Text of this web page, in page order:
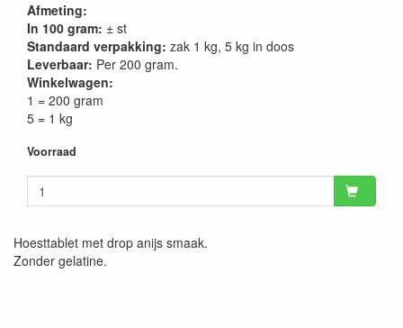
Afmeting:
In 100 gram: ± st
Standaard verpakking: zak 1 kg, 5 kg in doos
Leverbaar: Per 200 gram.
Winkelwagen:
1 = 200 gram
5 = 1 kg
Voorraad
Hoesttablet met drop anijs smaak.
Zonder gelatine.